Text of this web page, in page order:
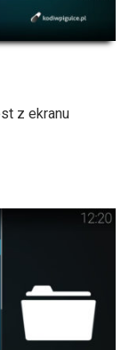
z ekranu